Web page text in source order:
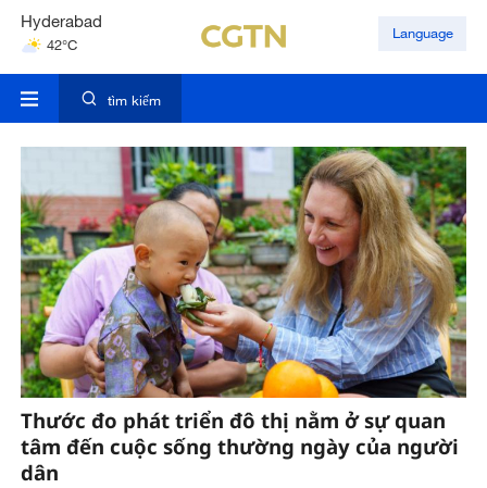
Hyderabad
42°C
Mumbai
Language
tìm kiếm
Thước đo phát triển đô thị nằm ở sự quan
tâm đến cuộc sống thường ngày của người
dân